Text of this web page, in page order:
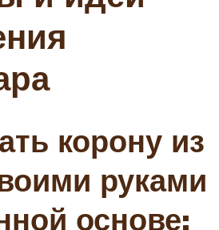
корону из
руками
основе: